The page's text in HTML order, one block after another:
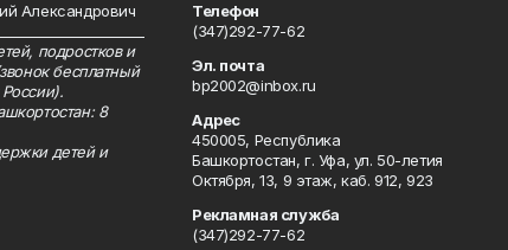
Александрович
подростков и
бесплатный
8
детей и
Телефон
(347)292-77-62
Эл. почта
bp2002@inbox.ru
Адрес
450005, Республика
Башкортостан, г. Уфа, ул. 50-летия
Октября, 13, 9 этаж, каб. 912, 923
Рекламная служба
(347)292-77-62